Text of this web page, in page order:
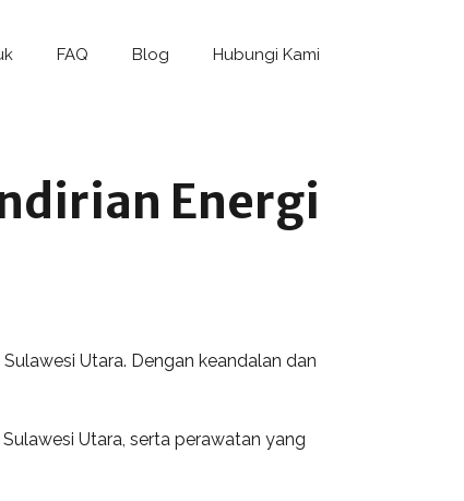
FAQ Blog Hubungi Kami
Energi
Utara. Dengan keandalan dan
Utara, serta perawatan yang